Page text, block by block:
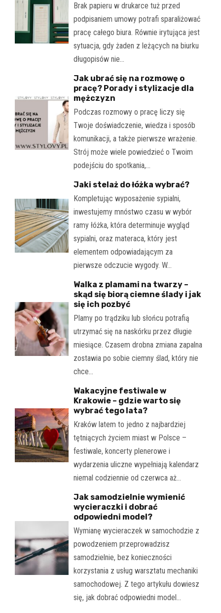
Brak papieru w drukarce tuż przed
podpisaniem umowy potrafi sparaliżować
pracę całego biura. Równie irytująca jest
sytuacja, gdy żaden z leżących na biurku
długopisów nie…
Jak ubrać się na rozmowę o
pracę? Porady i stylizacje dla
mężczyzn
Podczas rozmowy o pracę liczy się
Twoje doświadczenie, wiedza i sposób
komunikacji, a także pierwsze wrażenie.
Strój może wiele powiedzieć o Twoim
podejściu do spotkania,…
Jaki stelaż do łóżka wybrać?
Kompletując wyposażenie sypialni,
inwestujemy mnóstwo czasu w wybór
ramy łóżka, która determinuje wygląd
sypialni, oraz materaca, który jest
elementem odpowiadającym za
pierwsze odczucie wygody. W…
Walka z plamami na twarzy –
skąd się biorą ciemne ślady i jak
się ich pozbyć
Plamy po trądziku lub słońcu potrafią
utrzymać się na naskórku przez długie
miesiące. Czasem drobna zmiana zapalna
zostawia po sobie ciemny ślad, który nie
chce…
Wakacyjne festiwale w
Krakowie – gdzie warto się
wybrać tego lata?
Kraków latem to jedno z najbardziej
tętniących życiem miast w Polsce –
festiwale, koncerty plenerowe i
wydarzenia uliczne wypełniają kalendarz
niemal codziennie od czerwca aż…
Jak samodzielnie wymienić
wycieraczki i dobrać
odpowiedni model?
Wymianę wycieraczek w samochodzie z
powodzeniem przeprowadzisz
samodzielnie, bez konieczności
korzystania z usług warsztatu mechaniki
samochodowej. Z tego artykułu dowiesz
się, jak dobrać odpowiedni model…